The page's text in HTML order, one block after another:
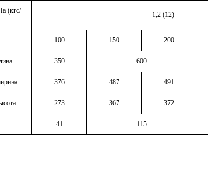
(кгс/
1,2 (12)
100 150 200
350 600
376 487 491
273 367 372
41 115